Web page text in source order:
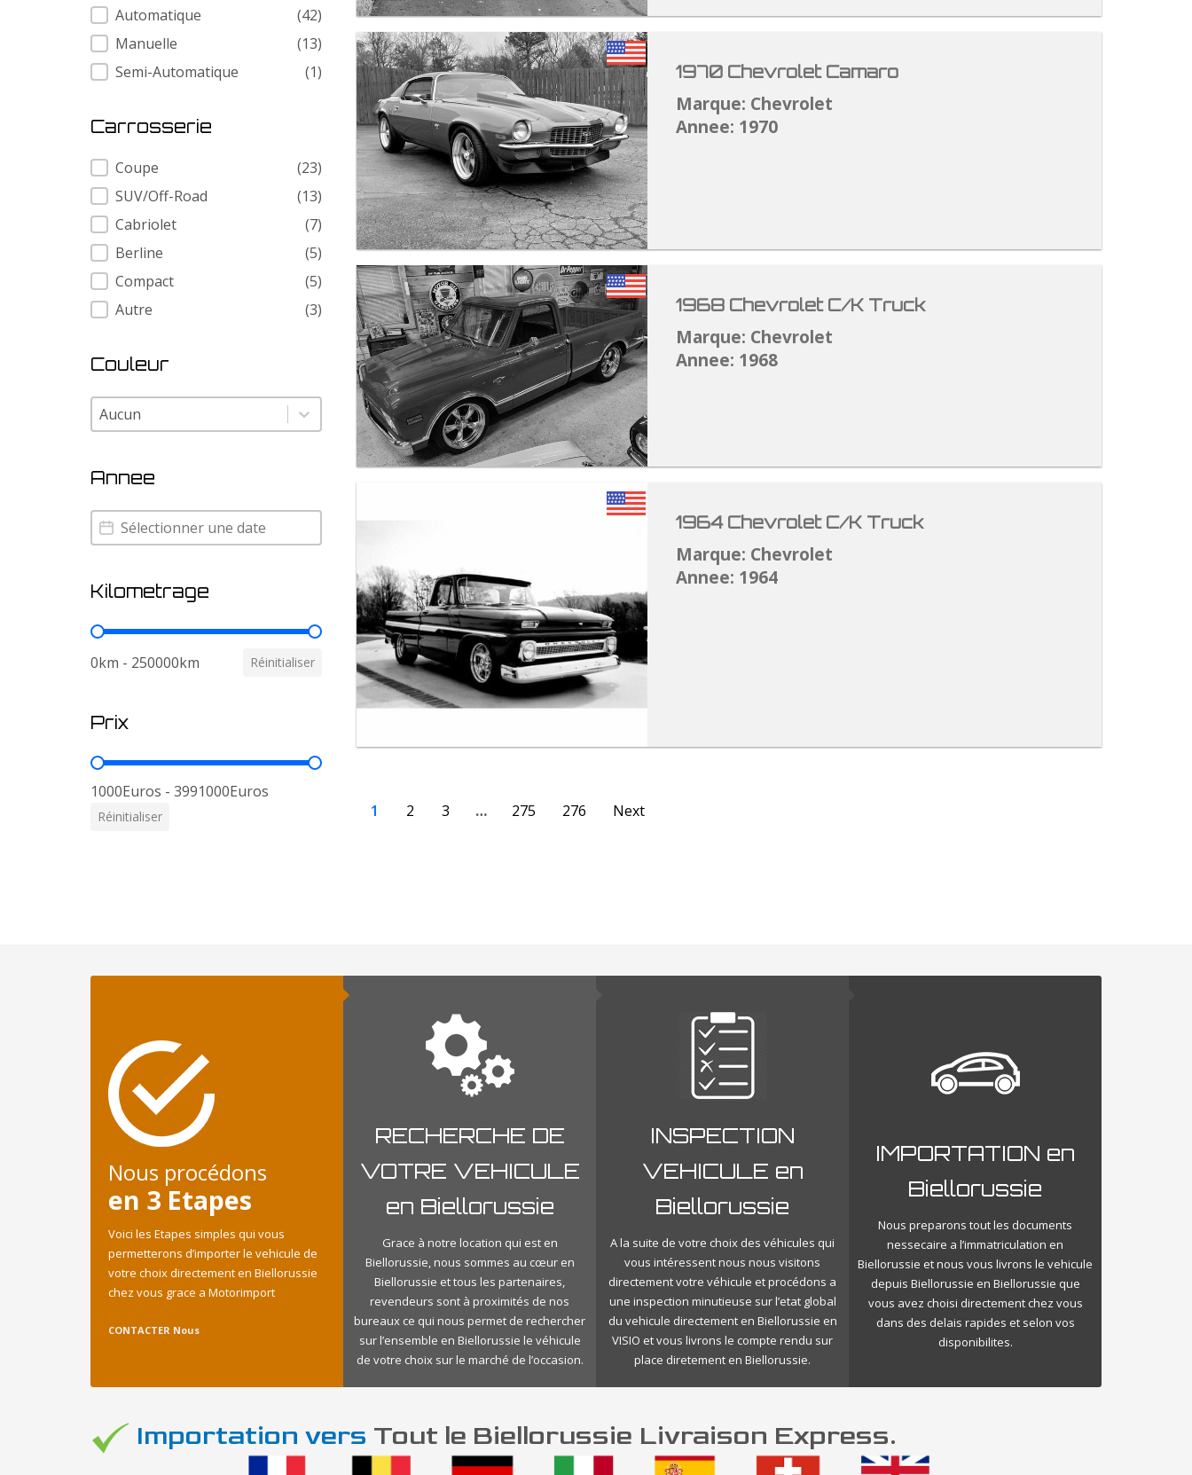
Transmission
Automatique
(42)
Manuelle
(13)
Semi-Automatique
(1)
Carrosserie
Carrosserie
Coupe
(23)
SUV/Off-Road
(13)
Cabriolet
(7)
Berline
(5)
Compact
(5)
Autre
(3)
Couleur
Couleur
Couleur
Annee
Annee
Annee
Kilometrage
Kilometrage
0km - 250000km Réinitialiser
Prix
Prix
1000Euros - 3991000Euros
Réinitialiser
1970 Chevrolet Camaro
Marque: Chevrolet
Annee: 1970
1968 Chevrolet C/K Truck
Marque: Chevrolet
Annee: 1968
1964 Chevrolet C/K Truck
Marque: Chevrolet
Annee: 1964
1 2 3 … 275 276 Next
Nous procédons
en 3 Etapes
Voici les Etapes simples qui vous
permetterons d’importer le vehicule de
votre choix directement en Biellorussie
chez vous grace a Motorimport
CONTACTER Nous
RECHERCHE DE
VOTRE VEHICULE
en Biellorussie
Grace à notre location qui est en
Biellorussie, nous sommes au cœur en
Biellorussie et tous les partenaires,
revendeurs sont à proximités de nos
bureaux ce qui nous permet de rechercher
sur l’ensemble en Biellorussie le véhicule
de votre choix sur le marché de l’occasion.
INSPECTION
VEHICULE en
Biellorussie
A la suite de votre choix des véhicules qui
vous intéressent nous nous visitons
directement votre véhicule et procédons a
une inspection minutieuse sur l’etat global
du vehicule directement en Biellorussie en
VISIO et vous livrons le compte rendu sur
place diretement en Biellorussie.
IMPORTATION en
Biellorussie
Nous preparons tout les documents
nessecaire a l’immatriculation en
Biellorussie et nous vous livrons le vehicule
depuis Biellorussie en Biellorussie que
vous avez choisi directement chez vous
dans des delais rapides et selon vos
disponibilites.
Importation vers Tout le Biellorussie Livraison Express.